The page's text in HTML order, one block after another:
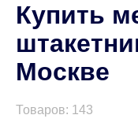
Купить
Москве
Товаров: 143